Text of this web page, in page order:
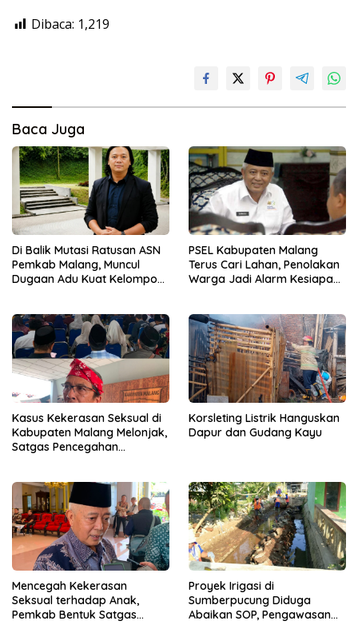
Dibaca: 1,219
Baca Juga
Di Balik Mutasi Ratusan ASN
Pemkab Malang, Muncul
Dugaan Adu Kuat Kelompok
PSEL Kabupaten Malang
Terus Cari Lahan, Penolakan
Warga Jadi Alarm Kesiapan
Kasus Kekerasan Seksual di
Kabupaten Malang Melonjak,
Satgas Pencegahan
Korsleting Listrik Hanguskan
Dapur dan Gudang Kayu
Mencegah Kekerasan
Seksual terhadap Anak,
Pemkab Bentuk Satgas
Proyek Irigasi di
Sumberpucung Diduga
Abaikan SOP, Pengawasan